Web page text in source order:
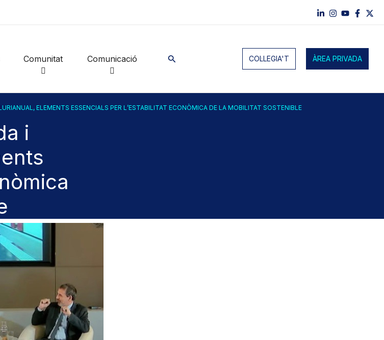
Comunitat Comunicació Cerca COL·LEGIA'T ÀREA PRIVADA
ELEMENTS ESSENCIALS PER L’ESTABILITAT ECONÒMICA DE LA MOBILITAT SOSTENIBLE
i